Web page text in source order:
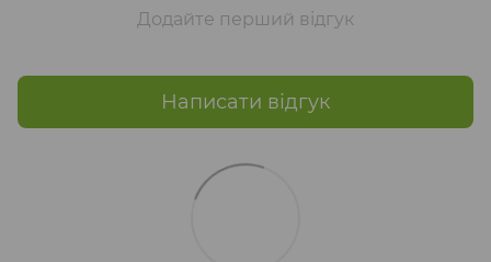
Додайте перший відгук
Написати відгук